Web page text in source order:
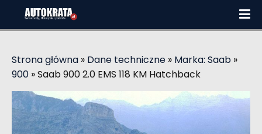
Strona główna » Dane techniczne » Marka: Saab »
900 »Saab 900 2.0 EMS 118 KM Hatchback